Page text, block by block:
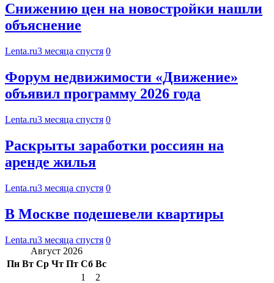
Снижению цен на новостройки нашли
объяснение
Lenta.ru3 месяца спустя 0
Форум недвижимости «Движение»
объявил программу 2026 года
Lenta.ru3 месяца спустя 0
Раскрыты заработки россиян на
аренде жилья
Lenta.ru3 месяца спустя 0
В Москве подешевели квартиры
Lenta.ru3 месяца спустя 0
Август 2026
Пн Вт Ср Чт Пт Сб Вс
1
2